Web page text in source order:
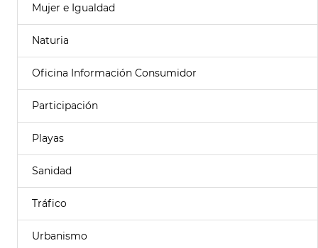
Mujer e Igualdad
Naturia
Oficina Información Consumidor
Participación
Playas
Sanidad
Tráfico
Urbanismo